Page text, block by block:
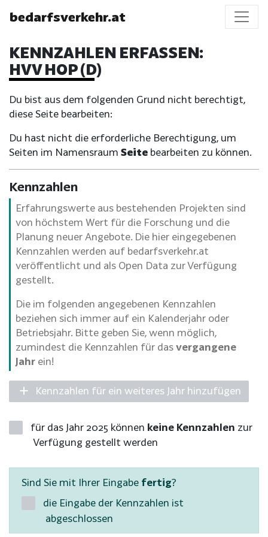
bedarfsverkehr.at
KENNZAHLEN ERFASSEN:
HVV HOP (D)
Du bist aus dem folgenden Grund nicht berechtigt,
diese Seite bearbeiten:
Du hast nicht die erforderliche Berechtigung, um
Seiten im Namensraum Seite bearbeiten zu können.
Kennzahlen
Erfahrungswerte aus bestehenden Projekten sind
von höchstem Wert für die Forschung und die
Planung neuer Angebote. Die hier eingegebenen
Kennzahlen werden auf bedarfsverkehr.at
veröffentlicht und als Open Data zur Verfügung
gestellt.
Die im folgenden angegebenen Kennzahlen
beziehen sich immer auf ein Kalenderjahr oder
Betriebsjahr. Bitte geben Sie, wenn möglich,
zumindest die Kennzahlen für das vergangene
Jahr ein!
Kennzahlen für ein weiteres Jahr hinzufügen
für das Jahr 2025 können keine Kennzahlen zur
Verfügung gestellt werden
Sind Sie mit Ihrer Eingabe fertig?
die Eingabe der Kennzahlen ist
abgeschlossen